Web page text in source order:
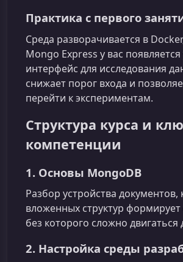
Практика с первого
Среда разворачивается в
Mongo Express у вас
интерфейс для исследования
снижает порог входа и
перейти к экспериментам.
Структура курса и
компетенции
1. Основы MongoDB
Разбор устройства документов,
вложенных структур
без которого сложно двигаться
2. Настройка среды